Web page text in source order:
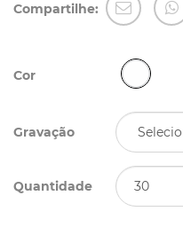
Compartilhe:
Cor
Gravação
Quantidade